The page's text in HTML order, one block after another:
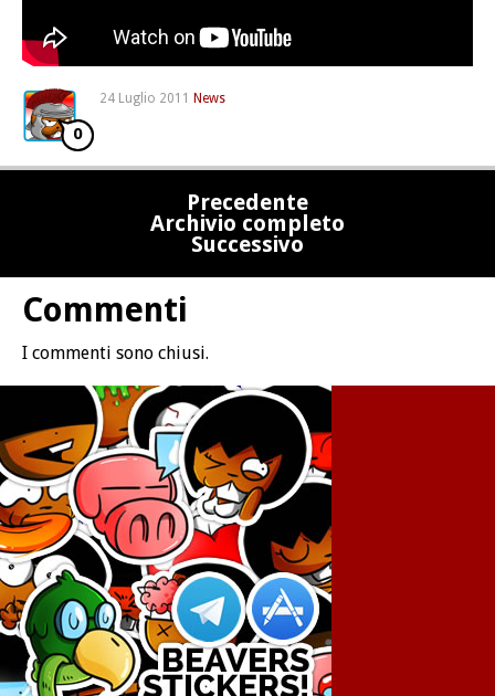
24 Luglio 2011 News
0
Precedente
Archivio completo
Successivo
Commenti
I commenti sono chiusi.